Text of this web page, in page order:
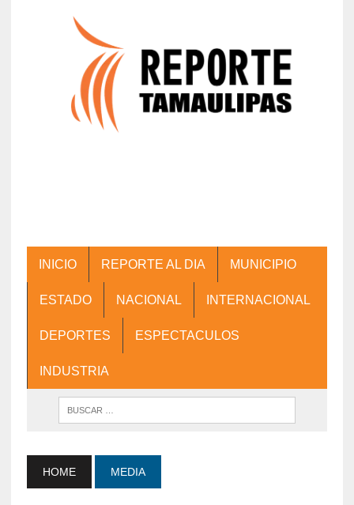
INICIO REPORTE AL DIA MUNICIPIO
ESTADO NACIONAL INTERNACIONAL
DEPORTES ESPECTACULOS
INDUSTRIA
HOME MEDIA